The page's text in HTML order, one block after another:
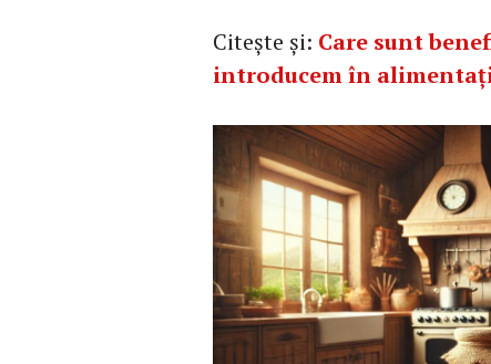
Citește și: Care sunt
introducem în